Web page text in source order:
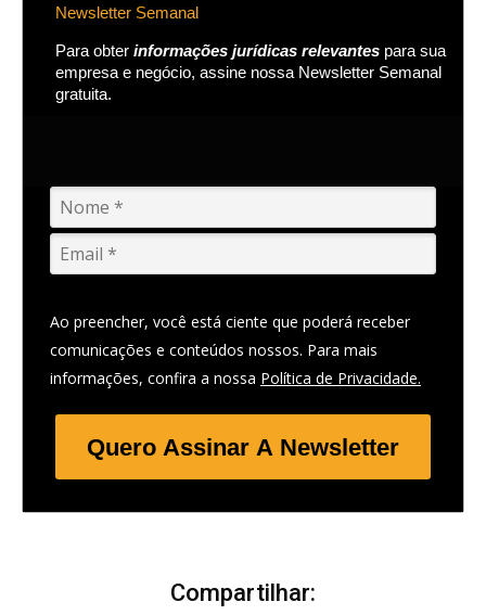
Newsletter Semanal
Para obter informações jurídicas relevantes para sua
empresa e negócio, assine nossa Newsletter Semanal
gratuita.
Ao preencher, você está ciente que poderá receber
comunicações e conteúdos nossos. Para mais
informações, confira a nossa Política de Privacidade.
Quero Assinar A Newsletter
Compartilhar: